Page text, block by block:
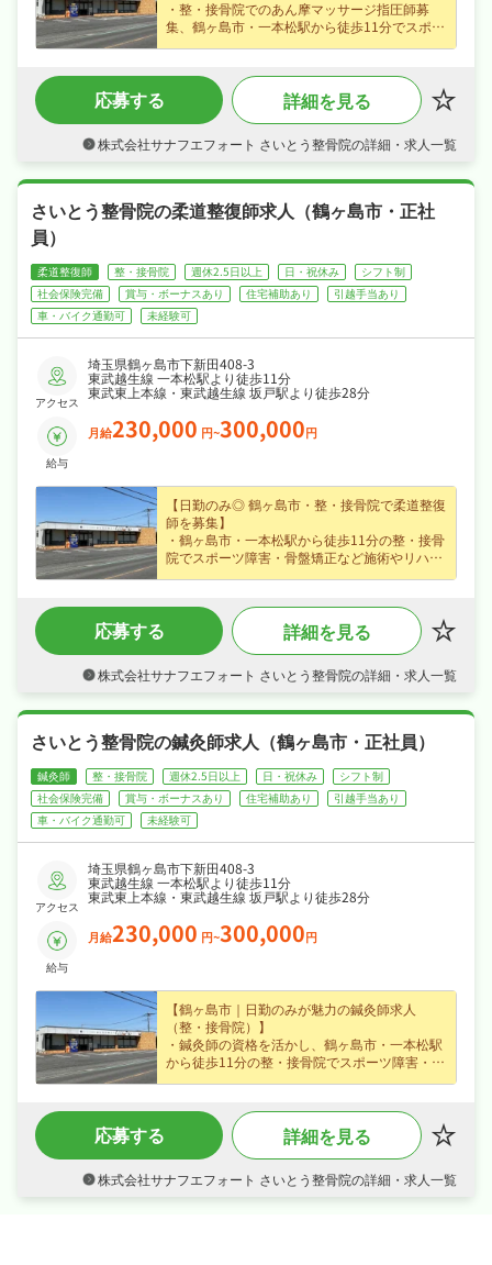
・整・接骨院でのあん摩マッサージ指圧師募
集、鶴ヶ島市・一本松駅から徒歩11分でスポー
・正社員募集で月給23〜30万円という好条件、
賞与ありなど好待遇で、長期的に安定したキャ
リアを築けます♪
の両立もしやすい職場です♪
りが揃い、安心して長く働ける環境が魅力です
♪
応募する 詳細を見る
株式会社サナフエフォート さいとう整骨院の詳細・求人一覧
さいとう整骨院の柔道整復師求人（鶴ヶ島市・正社
員）
柔道整復師 整・接骨院 週休2.5日以上 日・祝休み
シフト制
社会保険完備
賞与・ボーナスあり 住宅補助あり
引越手当あり
車・バイク通勤可
未経験可
アクセス
埼玉県鶴ヶ島市下新田408-3
東武越生線 一本松駅より徒歩11分
東武東上本線・東武越生線 坂戸駅より徒歩28分
給与
月給230,000 円~300,000円
【日勤のみ◎ 鶴ヶ島市・整・接骨院で柔道整復
師を募集】
・鶴ヶ島市・一本松駅から徒歩11分の整・接骨
院でスポーツ障害・骨盤矯正など施術やリハビ
・正社員で月給23〜30万円、賞与ありなど好待
遇で、安定した収入を目指せます！
・シフト制なので、日勤のみでご家庭や趣味と
・研修制度あり、制服貸与、産休・育休制度あ
す！
応募する 詳細を見る
株式会社サナフエフォート さいとう整骨院の詳細・求人一覧
さいとう整骨院の鍼灸師求人（鶴ヶ島市・正社員）
鍼灸師 整・接骨院 週休2.5日以上 日・祝休み
シフト制
社会保険完備
賞与・ボーナスあり 住宅補助あり
引越手当あり
車・バイク通勤可
未経験可
アクセス
埼玉県鶴ヶ島市下新田408-3
東武越生線 一本松駅より徒歩11分
東武東上本線・東武越生線 坂戸駅より徒歩28分
給与
月給230,000 円~300,000円
【鶴ヶ島市｜日勤のみが魅力の鍼灸師求人
（整・接骨院）】
・鍼灸師の資格を活かし、鶴ヶ島市・一本松駅
から徒歩11分の整・接骨院でスポーツ障害・骨
・月給23〜30万円（正社員）、賞与ありなど好
待遇で、長期的に安定したキャリアを築けます
ークライフバランスも抜群☆
応募する 詳細を見る
株式会社サナフエフォート さいとう整骨院の詳細・求人一覧